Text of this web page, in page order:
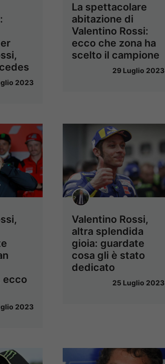
2023
La spettacolare
abitazione di
Valentino Rossi:
ecco che zona ha
scelto il campione
29 Luglio 2023
ecco
2023
Valentino Rossi,
altra splendida
gioia: guardate
cosa gli è stato
dedicato
25 Luglio 2023